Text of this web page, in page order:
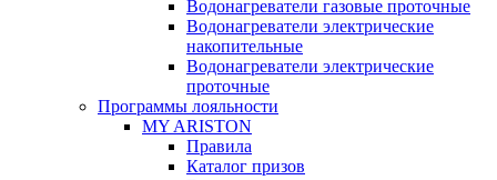
Водонагреватели газовые проточные
Водонагреватели электрические
накопительные
Водонагреватели электрические
проточные
Программы лояльности
MY ARISTON
Правила
Каталог призов